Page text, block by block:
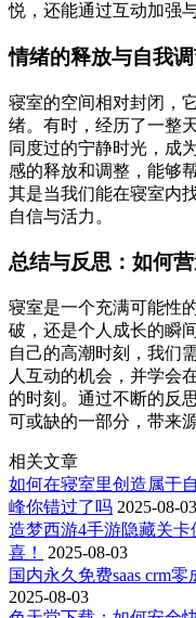
悦，还能通过互动加强
情绪的释放与自我
寝室的空间相对封闭，
绪。有时，经历了一整
同度过的宁静时光，成
感的释放和调整，能够
其是当我们能在寝室内
自信与活力。
总结与反思：如何
寝室是一个充满可能性
破，还是个人成长的瞬
自己的高潮时刻，我们
人互动的机会，并学会
的时刻。通过不断的反
可或缺的一部分，带来
相关文章
如何在寝室里创造属于
峰你错过了吗 2025-08-03
造梦西游4手游隐藏关
喜！
2025-08-03
国内永久免费saas crm
2025-08-03